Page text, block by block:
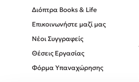
Διόπτρα Books & Life
Επικοινωνήστε μαζί μας
Νέοι Συγγραφείς
Θέσεις Εργασίας
Φόρμα Υπαναχώρησης